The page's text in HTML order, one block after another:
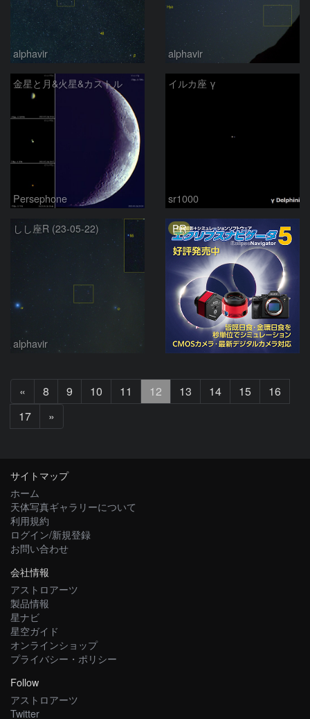
alphavir alphavir
金星と月&火星&カストル
Persephone
イルカ座 γ
sr1000
しし座R (23-05-22)
alphavir
PR
«
へ
8 9 10 11 12 13 14 15
16
17
»
へ
サイトマップ
ホーム
天体写真ギャラリーについて
利用規約
ログイン/新規登録
お問い合わせ
会社情報
アストロアーツ
製品情報
星ナビ
星空ガイド
オンラインショップ
プライバシー・ポリシー
Follow
アストロアーツ
Twitter